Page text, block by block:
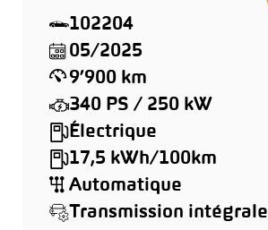
102204
05/2025
9’900 km
340 PS / 250 kW
Électrique
17,5 kWh/100km
Automatique
Transmission intégrale